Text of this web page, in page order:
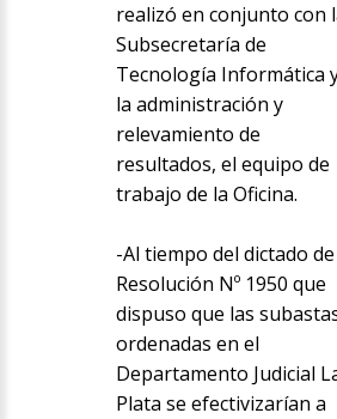
realizó en conjunto con
Subsecretaría de
Tecnología Informática
la administración y
relevamiento de
resultados, el equipo de
trabajo de la Oficina.
-Al tiempo del dictado
Resolución Nº 1950 que
dispuso que las
ordenadas en el
Departamento Judicial
Plata se efectivizarían a